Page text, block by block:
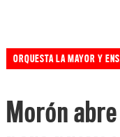
ORQUESTA LA MAYOR Y
Morón